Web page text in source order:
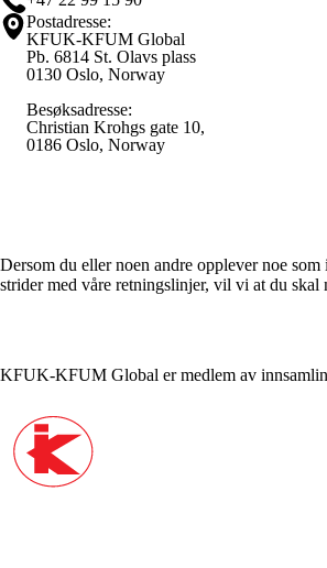
Postadresse:
KFUK-KFUM Global
Pb. 6814 St. Olavs plass
0130 Oslo, Norway
Besøksadresse:
Christian Krohgs gate 10,
0186 Oslo, Norway
Dersom du eller noen andre opplever noe
strider med våre retningslinjer, vil vi at du skal
KFUK-KFUM Global er medlem av